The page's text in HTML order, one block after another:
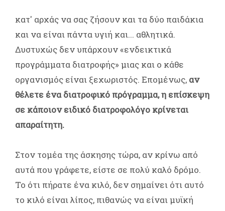
κατ' αρχάς να σας ζήσουν και τα δύο παιδάκια
και να είναι πάντα υγιή και... αθλητικά.
Δυστυχώς δεν υπάρχουν «ενδεικτικά
προγράμματα διατροφής» μιας και ο κάθε
οργανισμός είναι ξεχωριστός. Επομένως, αν
θέλετε ένα διατροφικό πρόγραμμα, η επίσκεψη
σε κάποιον ειδικό διατροφολόγο κρίνεται
απαραίτητη.
Στον τομέα της άσκησης τώρα, αν κρίνω από
αυτά που γράφετε, είστε σε πολύ καλό δρόμο.
Το ότι πήρατε ένα κιλό, δεν σημαίνει ότι αυτό
το κιλό είναι λίπος, πιθανώς να είναι μυϊκή